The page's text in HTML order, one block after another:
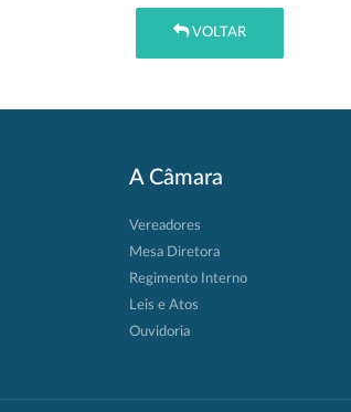
VOLTAR
A Câmara
Vereadores
Mesa Diretora
Regimento Interno
Leis e Atos
Ouvidoria